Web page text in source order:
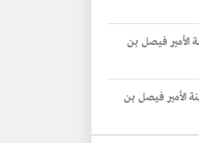
الأمير فيصل بن
الأمير فيصل بن